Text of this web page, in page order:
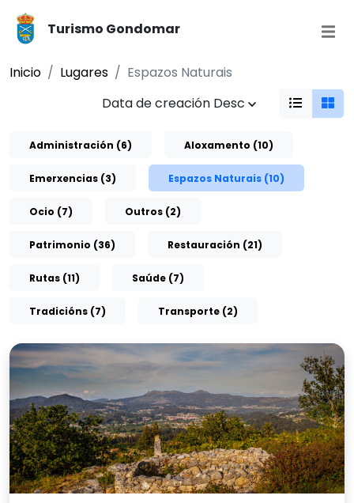
Turismo Gondomar
Inicio Lugares
Espazos Naturais
Data de creación Desc
Administración (6) Aloxamento (10)
Emerxencias (3) Espazos Naturais (10)
Ocio (7) Outros (2)
Patrimonio (36) Restauración (21)
Rutas (11) Saúde (7)
Tradicións (7) Transporte (2)